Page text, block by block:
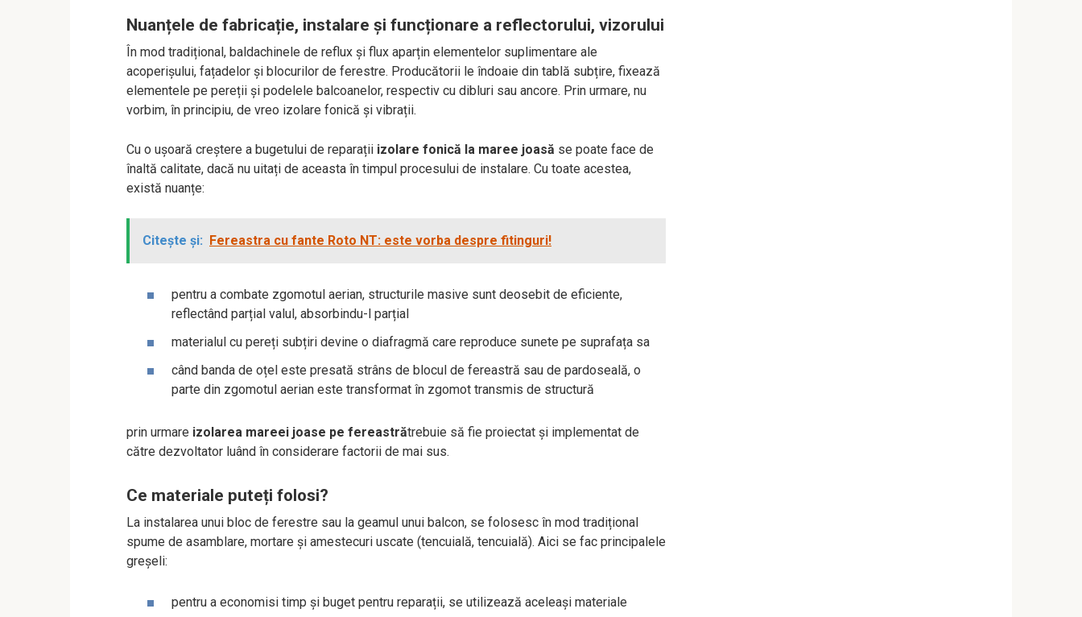
Nuanțele de fabricație, instalare și funcționare a reflectorului, vizorului
În mod tradițional, baldachinele de reflux și flux aparțin elementelor suplimentare ale
acoperișului, fațadelor și blocurilor de ferestre. Producătorii le îndoaie din tablă subțire, fixează
elementele pe pereții și podelele balcoanelor, respectiv cu dibluri sau ancore. Prin urmare, nu
vorbim, în principiu, de vreo izolare fonică și vibrații.
Cu o ușoară creștere a bugetului de reparații izolare fonică la maree joasă se poate face de
înaltă calitate, dacă nu uitați de aceasta în timpul procesului de instalare. Cu toate acestea,
există nuanțe:
Citește și: Fereastra cu fante Roto NT: este vorba despre fitinguri!
pentru a combate zgomotul aerian, structurile masive sunt deosebit de eficiente,
reflectând parțial valul, absorbindu-l parțial
materialul cu pereți subțiri devine o diafragmă care reproduce sunete pe suprafața sa
când banda de oțel este presată strâns de blocul de fereastră sau de pardoseală, o
parte din zgomotul aerian este transformat în zgomot transmis de structură
prin urmare izolarea mareei joase pe fereastrătrebuie să fie proiectat și implementat de
către dezvoltator luând în considerare factorii de mai sus.
Ce materiale puteți folosi?
La instalarea unui bloc de ferestre sau la geamul unui balcon, se folosesc în mod tradițional
spume de asamblare, mortare și amestecuri uscate (tencuială, tencuială). Aici se fac principalele
greșeli:
pentru a economisi timp și buget pentru reparații, se utilizează aceleași materiale